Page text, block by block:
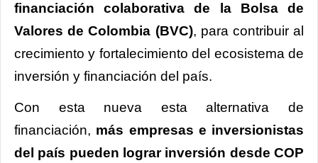
financiación colaborativa de la Bolsa de
Valores de Colombia (BVC), para contribuir al
crecimiento y fortalecimiento del ecosistema de
inversión y financiación del país.
Con esta nueva esta alternativa de
financiación, más empresas e inversionistas
del país pueden lograr inversión desde COP